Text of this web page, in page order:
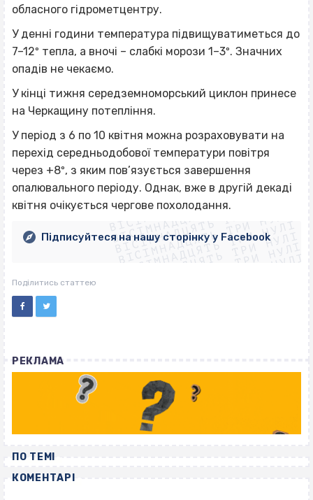
обласного гідрометцентру.
У денні години температура підвищуватиметься до
7–12º тепла, а вночі – слабкі морози 1–3º. Значних
опадів не чекаємо.
У кінці тижня середземноморський циклон принесе
на Черкащину потепління.
У період з 6 по 10 квітня можна розраховувати на
перехід середньодобової температури повітря
через +8º, з яким пов’язується завершення
опалювального періоду. Однак, вже в другій декаді
квітня очікується чергове похолодання.
ВІСІМНАДЦЯТЬ ТРИ НУЛІ
ВІСІМНАДЦЯТЬ ТРИ НУЛІ
ВІСІМНАДЦЯТЬ ТРИ НУЛІ
ВІСІМНАДЦЯТЬ ТРИ НУЛІ
ВІСІМНАДЦЯТЬ ТРИ НУЛІ
ВІСІМНАДЦЯТЬ ТРИ НУЛІ
ВІСІМНАДЦЯТЬ ТРИ НУЛІ
ВІСІМНАДЦЯТЬ ТРИ НУЛІ
Підписуйтеся на нашу сторінку у Facebook
Поділитись статтею
РЕКЛАМА
ПО ТЕМІ
КОМЕНТАРІ